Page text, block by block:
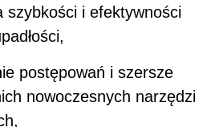
szybkości i efektywności
postępowań i szersze
nowoczesnych narzędzi